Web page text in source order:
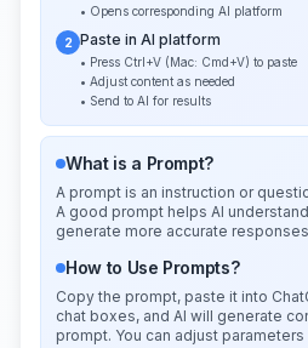
• Opens corresponding AI platform
2 Paste in AI platform
• Press Ctrl+V (Mac: Cmd+V) to paste
• Adjust content as needed
• Send to AI for results
What is a Prompt?
A prompt is an instruction or
A good prompt helps AI
generate more accurate
How to Use Prompts?
Copy the prompt, paste it into
chat boxes, and AI will generate
prompt. You can adjust